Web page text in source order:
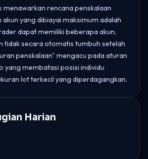
menawarkan rencana penskalaan
yang dibiayai maksimum adalah
dapat memiliki beberapa akun,
tidak secara otomatis tumbuh setelah
penskalaan" mengacu pada aturan
yang membatasi posisi individu
lot terkecil yang diperdagangkan.
Harian